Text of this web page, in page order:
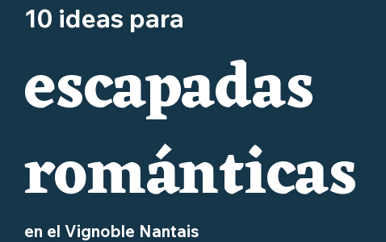
10 ideas para
escapadas
románticas
en el Vignoble Nantais